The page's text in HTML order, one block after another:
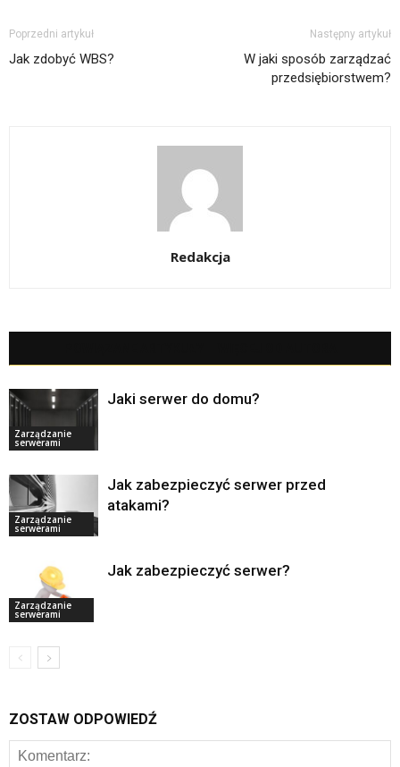
Poprzedni artykuł
Jak zdobyć WBS?
Następny artykuł
W jaki sposób zarządzać
przedsiębiorstwem?
Redakcja
Zarządzanie
serwerami
Jaki serwer do domu?
Zarządzanie
serwerami
Jak zabezpieczyć serwer przed
atakami?
Zarządzanie
serwerami
Jak zabezpieczyć serwer?
ZOSTAW ODPOWIEDŹ